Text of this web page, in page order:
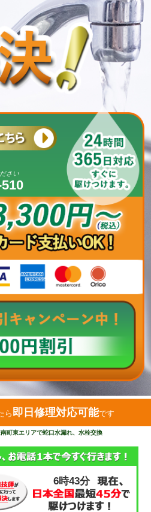
さい
ら 即日修理対応可能です
町東エリアで蛇口水漏れ、水栓交換
6時43分